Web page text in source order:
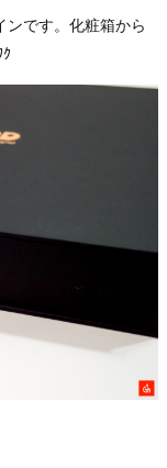
ンです。化粧箱から